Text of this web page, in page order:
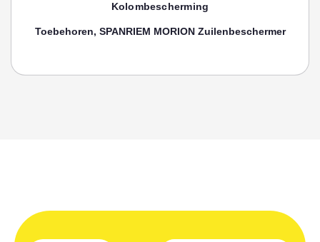
Kolombescherming
Toebehoren, SPANRIEM MORION Zuilenbeschermer